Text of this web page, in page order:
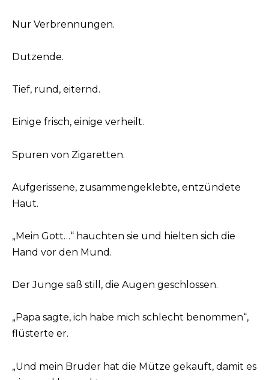
Nur Verbrennungen.
Dutzende.
Tief, rund, eiternd.
Einige frisch, einige verheilt.
Spuren von Zigaretten.
Aufgerissene, zusammengeklebte, entzündete
Haut.
„Mein Gott…“ hauchten sie und hielten sich die
Hand vor den Mund.
Der Junge saß still, die Augen geschlossen.
„Papa sagte, ich habe mich schlecht benommen“,
flüsterte er.
„Und mein Bruder hat die Mütze gekauft, damit es